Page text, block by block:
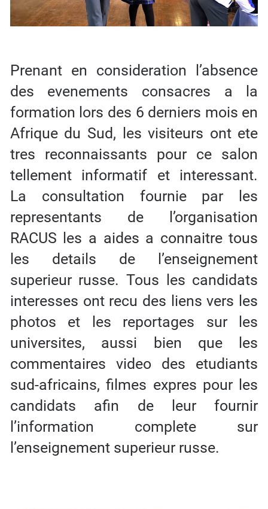
Prenant en consideration l’absence
des evenements consacres a la
formation lors des 6 derniers mois en
Afrique du Sud, les visiteurs ont ete
tres reconnaissants pour ce salon
tellement informatif et interessant.
La consultation fournie par les
representants de l’organisation
RACUS les a aides a connaitre tous
les details de l’enseignement
superieur russe. Tous les candidats
interesses ont recu des liens vers les
photos et les reportages sur les
universites, aussi bien que les
commentaires video des etudiants
sud-africains, filmes expres pour les
candidats afin de leur fournir
l’information complete sur
l’enseignement superieur russe.